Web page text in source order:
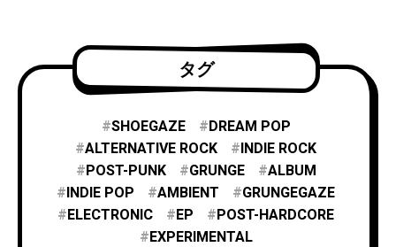
タグ
SHOEGAZE
DREAM POP
ALTERNATIVE ROCK
INDIE ROCK
POST-PUNK
GRUNGE
ALBUM
INDIE POP
AMBIENT
GRUNGEGAZE
ELECTRONIC
EP
POST-HARDCORE
EXPERIMENTAL